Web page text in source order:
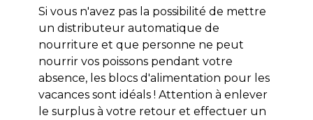
Si vous n'avez pas la possibilité de mettre
un distributeur automatique de
nourriture et que personne ne peut
nourrir vos poissons pendant votre
absence, les blocs d'alimentation pour les
vacances sont idéals ! Attention à enlever
le surplus à votre retour et effectuer un